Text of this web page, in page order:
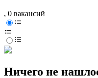
, 0 вакансий
Ничего не